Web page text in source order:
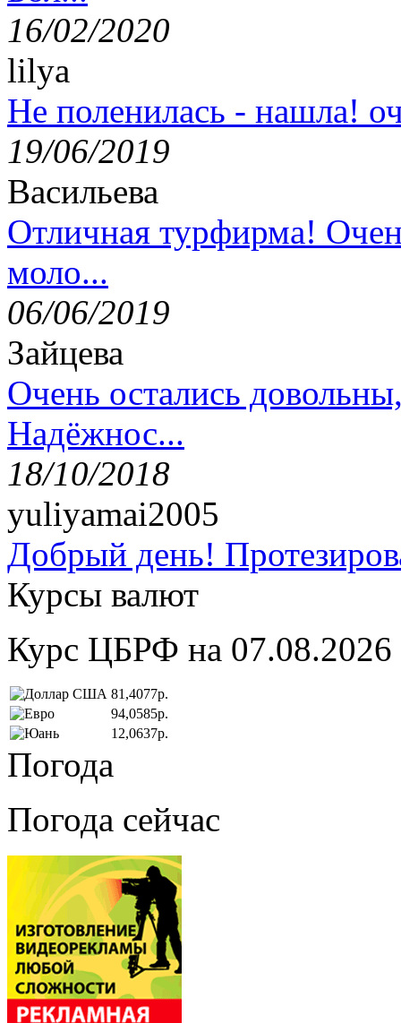
16/02/2020
lilya
Не поленилась - нашла!
19/06/2019
Васильева
Отличная турфирма!
моло...
06/06/2019
Зайцева
Очень остались
Надёжнос...
18/10/2018
yuliyamai2005
Добрый день!
Курсы валют
Курс ЦБРФ на 07.08.2026
81,4077р.
94,0585р.
12,0637р.
Погода
Погода сейчас